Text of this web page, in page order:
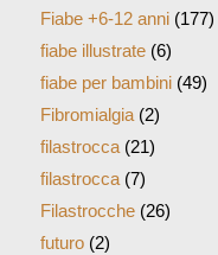
Fiabe +6-12 anni(177)
fiabe illustrate(6)
fiabe per bambini(49)
Fibromialgia(2)
filastrocca(21)
filastrocca(7)
Filastrocche(26)
futuro(2)